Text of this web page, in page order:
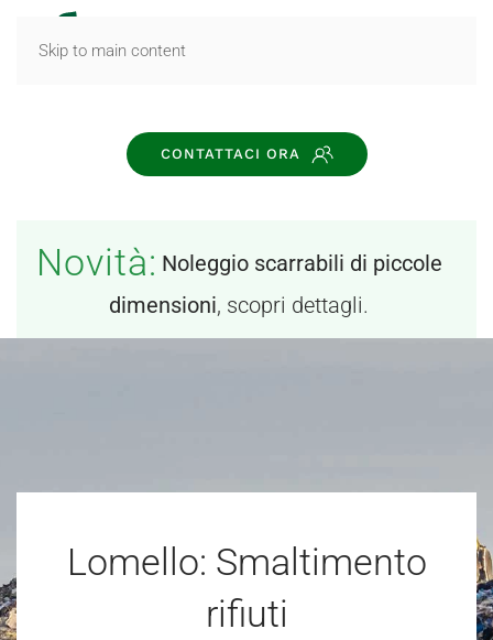
Skip to main content
CONTATTACI ORA
Novità: Noleggio scarrabili di piccole
dimensioni, scopri dettagli.
Lomello: Smaltimento
rifiuti